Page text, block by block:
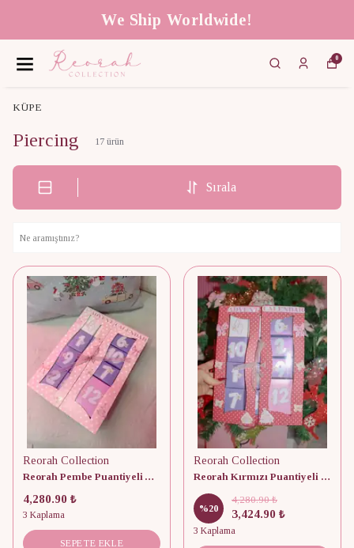
We Ship Worldwide!
0
KÜPE
Piercing 17 ürün
Sırala
Reorah Collection
Reorah Pembe Puantiyeli Advent Calendar 12 Adet
4,280.90 ₺
3 Kaplama
SEPETE EKLE
Reorah Collection
Reorah Kırmızı Puantiyeli Takı Advent Calendar 12 Adet
%20
4,280.90 ₺
3,424.90 ₺
3 Kaplama